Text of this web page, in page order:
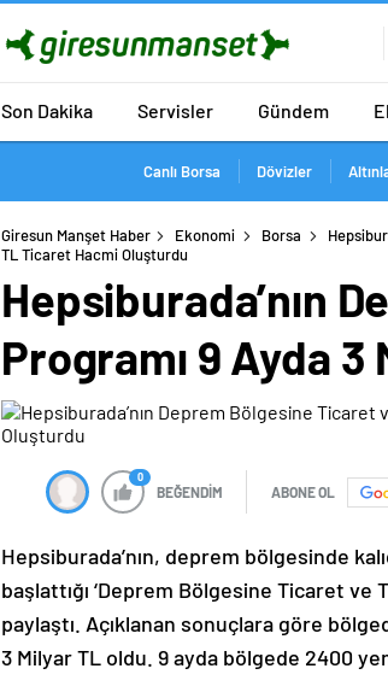
Son Dakika Servisler Gündem
Canlı Borsa Dövizler
Giresun Manşet Haber Ekonomi Borsa
TL Ticaret Hacmi Oluşturdu
Hepsiburada’nın
Programı 9 Ayda
0
BEĞENDİM ABONE OL
Hepsiburada’nın, deprem bölgesinde
başlattığı ‘Deprem Bölgesine Ticaret ve
paylaştı. Açıklanan sonuçlara göre
3 Milyar TL oldu. 9 ayda bölgede 2400